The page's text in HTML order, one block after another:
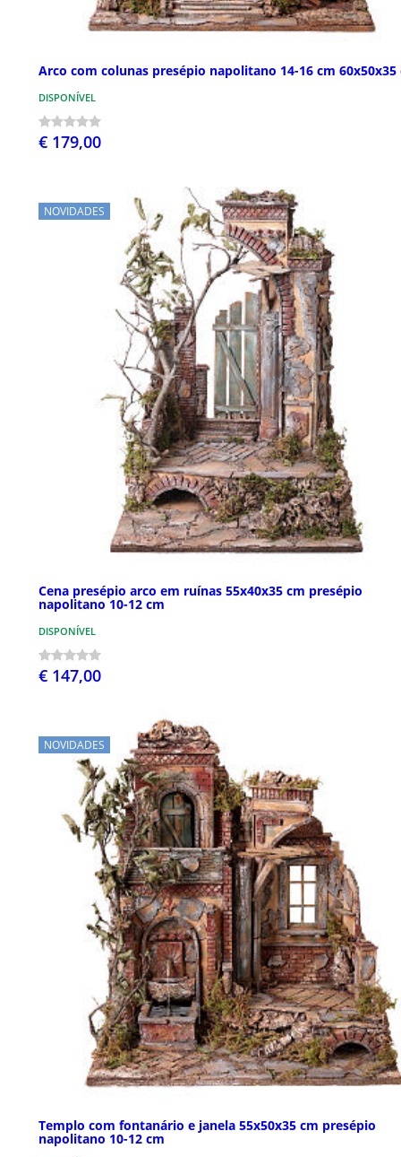
Arco com colunas presépio napolitano 14-16 cm 60x50x35
DISPONÍVEL
€ 179,00
NOVIDADES
Cena presépio arco em ruínas 55x40x35 cm presépio
napolitano 10-12 cm
DISPONÍVEL
€ 147,00
NOVIDADES
Templo com fontanário e janela 55x50x35 cm presépio
napolitano 10-12 cm